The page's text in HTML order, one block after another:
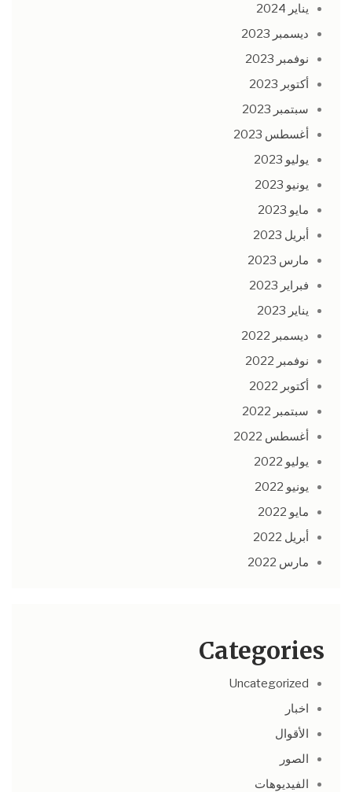
يناير 2024
ديسمبر 2023
نوفمبر 2023
أكتوبر 2023
سبتمبر 2023
أغسطس 2023
يوليو 2023
يونيو 2023
مايو 2023
أبريل 2023
مارس 2023
فبراير 2023
يناير 2023
ديسمبر 2022
نوفمبر 2022
أكتوبر 2022
سبتمبر 2022
أغسطس 2022
يوليو 2022
يونيو 2022
مايو 2022
أبريل 2022
مارس 2022
Categories
Uncategorized
اخبار
الأقوال
الصور
الفيديوهات